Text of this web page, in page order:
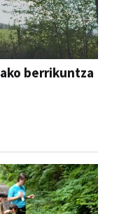
berrikuntza